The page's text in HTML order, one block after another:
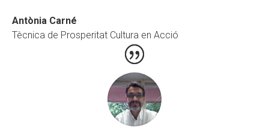
Antònia Carné
Tècnica de Prosperitat Cultura en Acció